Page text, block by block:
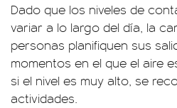
Dado que los niveles de
variar a lo largo del día, la
personas planifiquen sus
momentos en el que el aire
si el nivel es muy alto, se
actividades.